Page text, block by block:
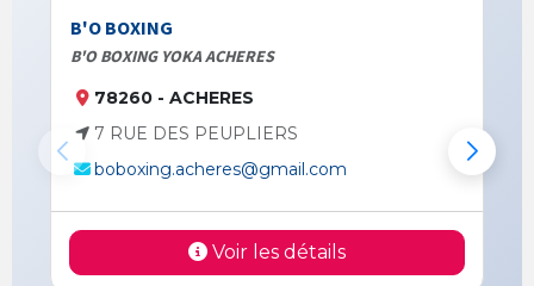
B'O BOXING
B'O BOXING YOKA ACHERES
78260 - ACHERES
7 RUE DES PEUPLIERS
boboxing.acheres@gmail.com
Voir les détails